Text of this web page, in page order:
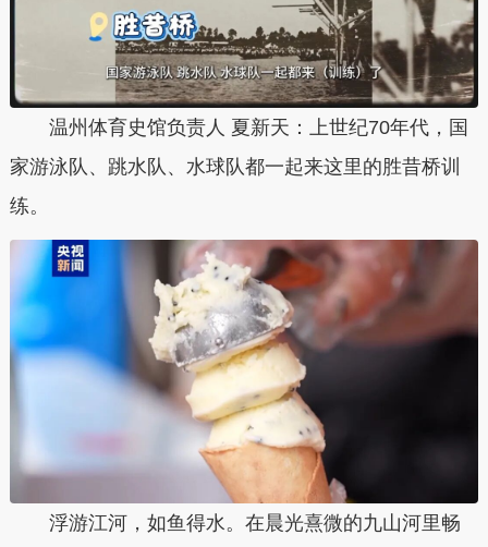
温州体育史馆负责人 夏新天：上世纪70年代，国
家游泳队、跳水队、水球队都一起来这里的胜昔桥训
练。
浮游江河，如鱼得水。在晨光熹微的九山河里畅